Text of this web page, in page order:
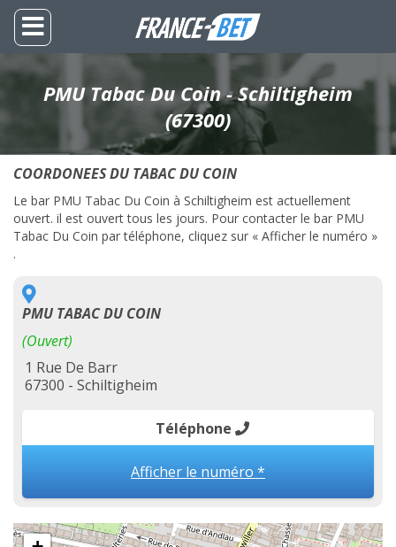
PMU Tabac Du Coin - Schiltigheim
(67300)
COORDONEES DU TABAC DU COIN
Le bar PMU Tabac Du Coin à Schiltigheim est actuellement
ouvert. il est ouvert tous les jours. Pour contacter le bar PMU
Tabac Du Coin par téléphone, cliquez sur « Afficher le numéro »
.
PMU TABAC DU COIN
(Ouvert)
1 Rue De Barr
67300 - Schiltigheim
Téléphone
Afficher le numéro *